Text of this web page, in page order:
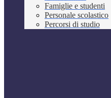
Famiglie e studenti
Personale scolastico
Percorsi di studio